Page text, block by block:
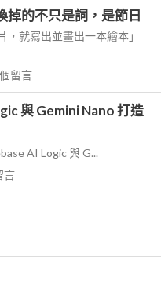
掉的不只是詞，是節日
就寫出並畫出一本繪本」
個留言
與 Gemini Nano 打造
AI Logic 與 G...
言